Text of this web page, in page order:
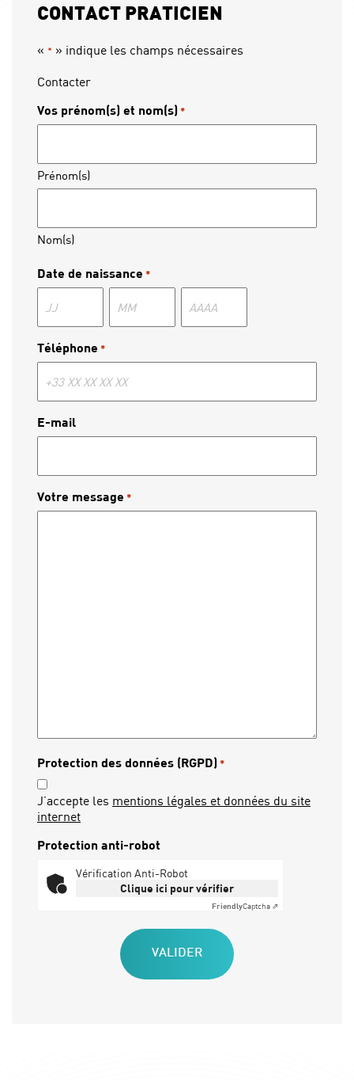
CONTACT PRATICIEN
« * » indique les champs nécessaires
Contacter
Vos prénom(s) et nom(s) *
Prénom(s)
Nom(s)
Date de naissance *
Jour Mois Année
Téléphone *
E-mail
Votre message *
Protection des données (RGPD) *
J’accepte les mentions légales et données du site
internet
Protection anti-robot
Vérification Anti-Robot
Clique ici pour vérifier
FriendlyCaptcha ⇗